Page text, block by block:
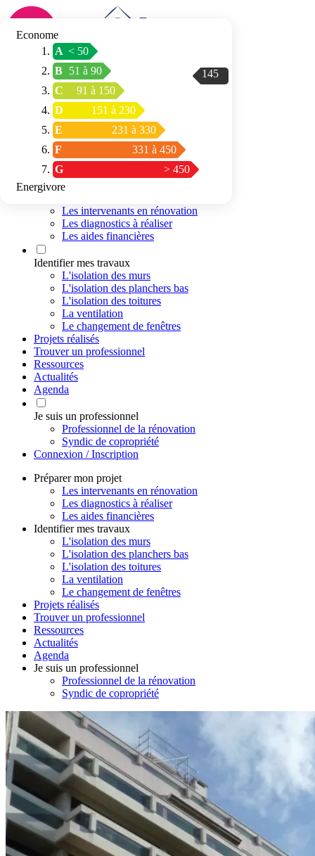
Connexion / Inscription
Trouver mon
espace conseil
Les intervenants en rénovation
Les diagnostics à réaliser
Les aides financières
Identifier mes travaux
L'isolation des murs
L'isolation des planchers bas
L'isolation des toitures
La ventilation
Le changement de fenêtres
Projets réalisés
Trouver un professionnel
Ressources
Actualités
Agenda
Je suis un professionnel
Professionnel de la rénovation
Syndic de copropriété
Connexion / Inscription
Préparer mon projet
Les intervenants en rénovation
Les diagnostics à réaliser
Les aides financières
Identifier mes travaux
L'isolation des murs
L'isolation des planchers bas
L'isolation des toitures
La ventilation
Le changement de fenêtres
Projets réalisés
Trouver un professionnel
Ressources
Actualités
Agenda
Je suis un professionnel
Professionnel de la rénovation
Syndic de copropriété
Econome
A < 50
B 51 à 90
C
91 à 150
D
151 à 230
E
231 à 330
F
331 à 450
G
> 450
145
Energivore